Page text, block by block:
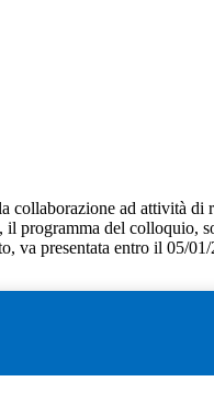
ad attività
del colloquio,
va presentata entro il 05/